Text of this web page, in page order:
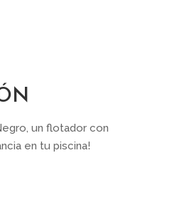
un flotador con
en tu piscina!